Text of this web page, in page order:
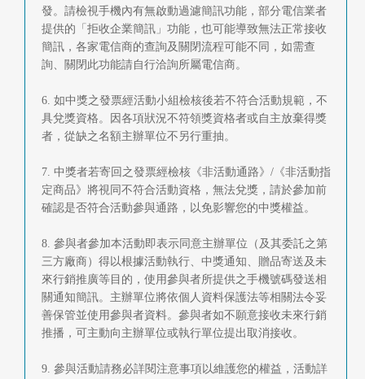
發。請檢視手機內有無啟動過濾簡訊功能，部分電信業者
提供的「拒收企業簡訊」功能，也可能導致無法正常接收
簡訊，各家電信商的查詢及關閉流程可能不同，如需查
詢、關閉此功能請自行洽詢所屬電信商。
6. 如中獎之發票經活動小組檢核後若不符合活動規範，不
具兌獎資格。因各項狀況不符領獎資格者或自主放棄得獎
者，從缺之名額主辦單位不另行重抽。
7. 中獎者若寄回之發票經檢核《非活動通路》/《非活動指
定商品》將視同不符合活動資格，無法兌獎，請於參加前
確認是否符合活動參與通路，以免影響您的中獎權益。
8. 參與者參加本活動即表示同意主辦單位（及其委託之第
三方廠商）得以根據活動執行、中獎通知、贈品寄送及未
來行銷推廣等目的，使用參與者所提供之手機號碼發送相
關通知簡訊。主辦單位將依個人資料保護法等相關法令妥
善保管並使用參與者資料。參與者如不願意接收未來行銷
推播，可主動向主辦單位或執行單位提出取消接收。
9. 參與活動請務必詳閱注意事項以維護您的權益，活動詳